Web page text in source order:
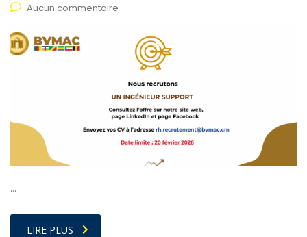
Aucun commentaire
…
LIRE PLUS